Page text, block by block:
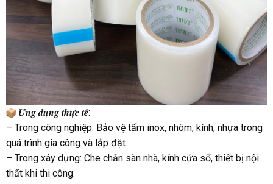
𝑼̛́𝒏𝒈 𝒅𝒖̣𝒏𝒈 𝒕𝒉𝒖̛̣𝒄 𝒕𝒆̂́:
– Trong công nghiệp: Bảo vệ tấm inox, nhôm, kính, nhựa trong
quá trình gia công và lắp đặt.
– Trong xây dựng: Che chắn sàn nhà, kính cửa sổ, thiết bị nội
thất khi thi công.